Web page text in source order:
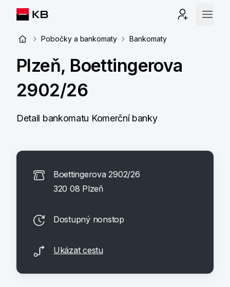
Pobočky a bankomaty Bankomaty
Plzeň, Boettingerova
2902/26
Detail bankomatu Komerční banky
Boettingerova 2902/26
320 08 Plzeň
Dostupný nonstop
Ukázat cestu